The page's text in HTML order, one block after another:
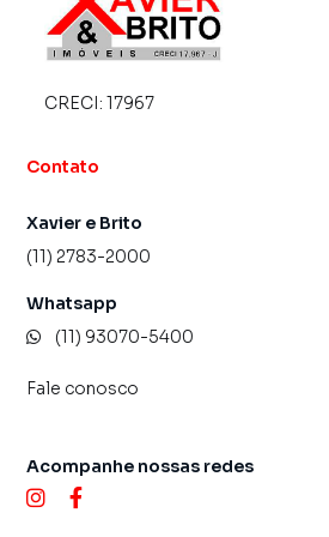
imóvel mais rápido. Contamos
programadores, corretores
atendimento preparada para
CRECI: 17967
Contato
Xavier e Brito
(11) 2783-2000
Whatsapp
(11) 93070-5400
Fale conosco
Acompanhe nossas redes